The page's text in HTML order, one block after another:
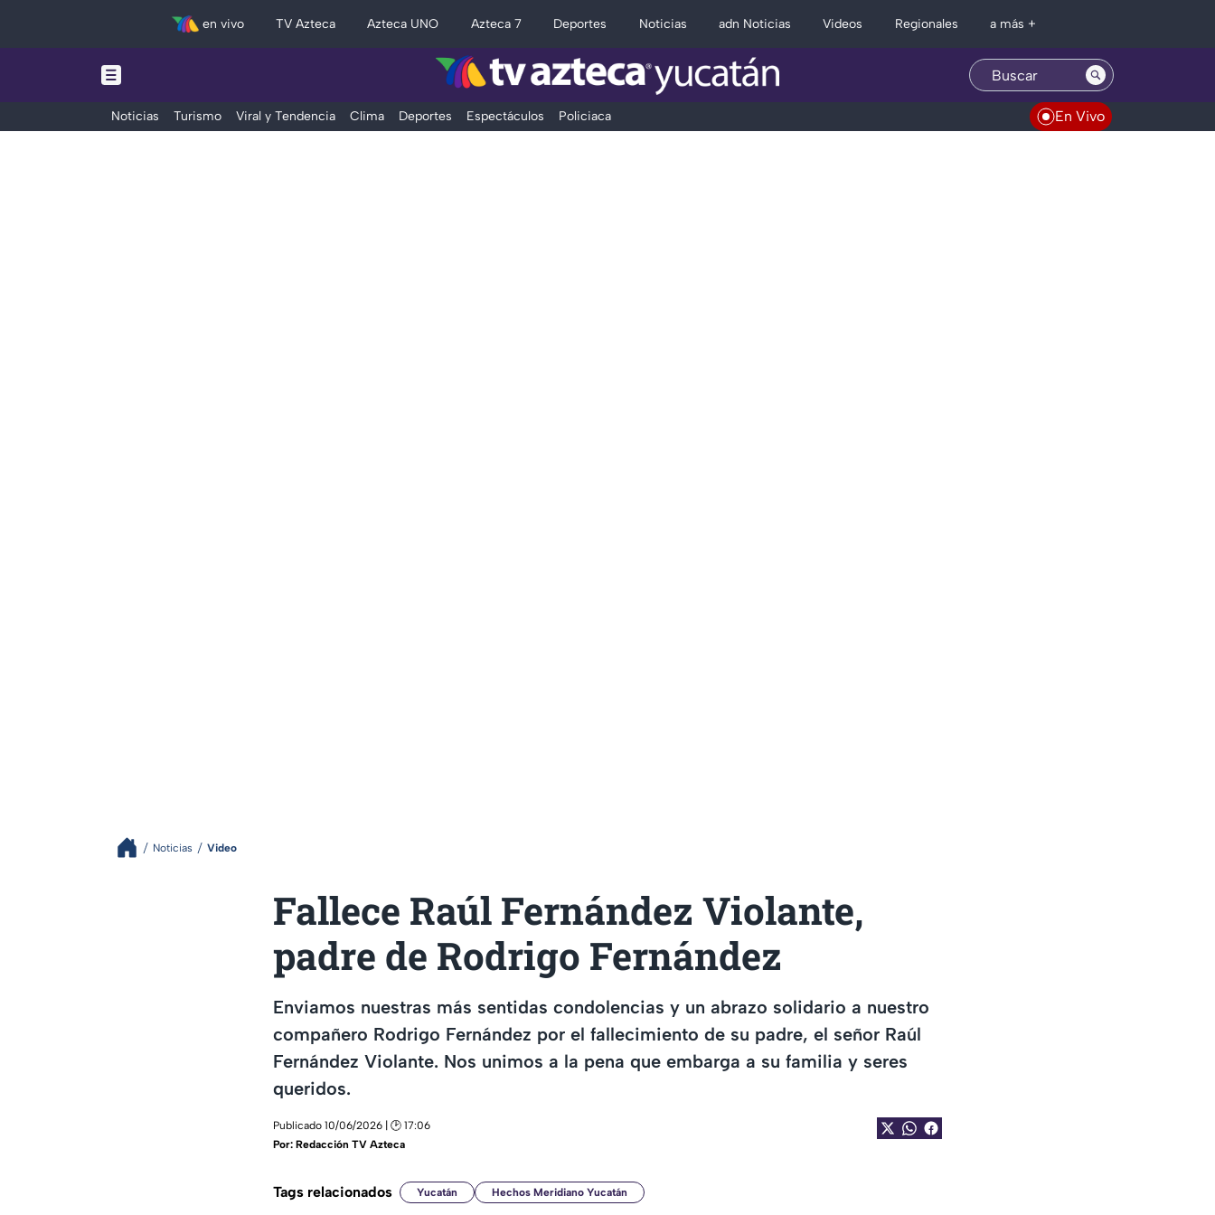
en vivo TV Azteca Azteca UNO Azteca 7 Deportes Noticias adn Noticias Videos Regionales a más +
Noticias Turismo Viral y Tendencia Clima Deportes Espectáculos Policiaca En Vivo
Noticias Video
Fallece Raúl Fernández Violante,
padre de Rodrigo Fernández
Enviamos nuestras más sentidas condolencias y un abrazo solidario a nuestro
compañero Rodrigo Fernández por el fallecimiento de su padre, el señor Raúl
Fernández Violante. Nos unimos a la pena que embarga a su familia y seres
queridos.
Publicado 10/06/2026 | 🕑 17:06
Por: Redacción TV Azteca
Tags relacionados Yucatán Hechos Meridiano Yucatán